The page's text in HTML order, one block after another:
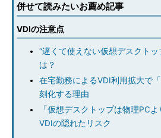
併せて読みたいお薦め記事
VDIの注意点
“遅くて使えない仮想デスクトッ
は？
在宅勤務によるVDI利用拡大で
刻化する理由
「仮想デスクトップは物理PC
VDIの隠れたリスク